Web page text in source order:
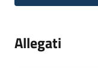
Allegati